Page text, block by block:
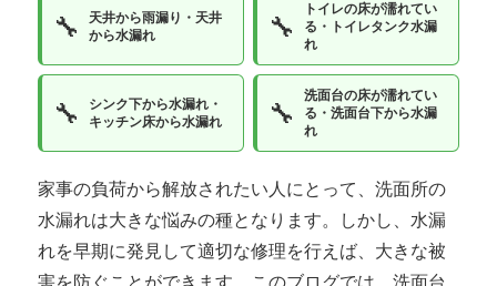
🔧
天井から雨漏り・天井
から水漏れ
🔧
トイレの床が濡れてい
る・トイレタンク水漏
れ
🔧
シンク下から水漏れ・
キッチン床から水漏れ
🔧
洗面台の床が濡れてい
る・洗面台下から水漏
れ
家事の負荷から解放されたい人にとって、洗面所の
水漏れは大きな悩みの種となります。しかし、水漏
れを早期に発見して適切な修理を行えば、大きな被